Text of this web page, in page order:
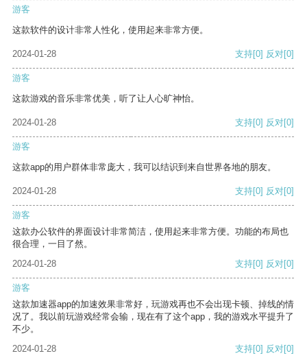
游客
这款软件的设计非常人性化，使用起来非常方便。
2024-01-28 支持[0] 反对[0]
游客
这款游戏的音乐非常优美，听了让人心旷神怡。
2024-01-28 支持[0] 反对[0]
游客
这款app的用户群体非常庞大，我可以结识到来自世界各地的朋友。
2024-01-28 支持[0] 反对[0]
游客
这款办公软件的界面设计非常简洁，使用起来非常方便。功能的布局也
很合理，一目了然。
2024-01-28
支持[0] 反对[0]
游客
这款加速器app的加速效果非常好，玩游戏再也不会出现卡顿、掉线的情
况了。我以前玩游戏经常会输，现在有了这个app，我的游戏水平提升了
不少。
2024-01-28
支持[0] 反对[0]